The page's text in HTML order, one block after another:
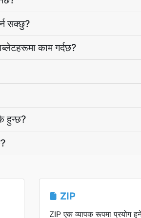
सक्छु?
काम गर्दछ?
हुन्छ?
ZIP
ZIP एक व्यापक रूपमा प्रयोग